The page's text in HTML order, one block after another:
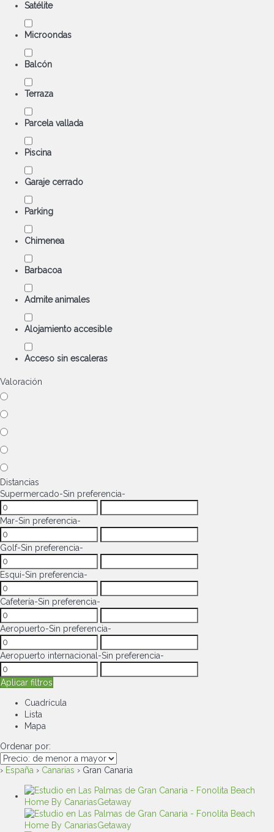
Satélite
Microondas
Balcón
Terraza
Parcela vallada
Piscina
Garaje cerrado
Parking
Chimenea
Barbacoa
Admite animales
Alojamiento accesible
Acceso sin escaleras
Valoración
Distancias
Supermercado-Sin preferencia-
Mar-Sin preferencia-
Golf-Sin preferencia-
Esqui-Sin preferencia-
Cafetería-Sin preferencia-
Aeropuerto-Sin preferencia-
Aeropuerto internacional -Sin preferencia-
Aplicar filtros
Cuadrícula
Lista
Mapa
Ordenar por:
› España › Canarias › Gran Canaria